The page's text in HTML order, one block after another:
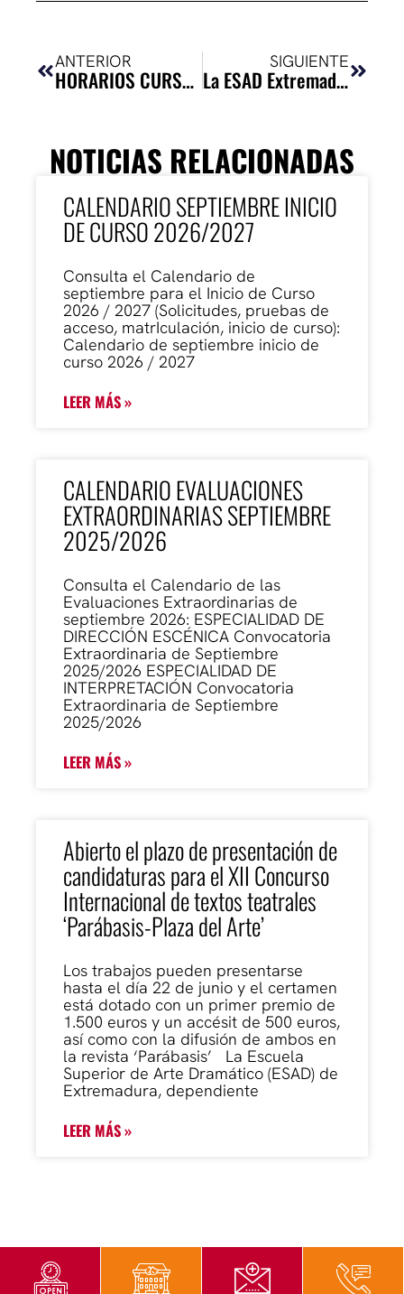
ANTERIOR
HORARIOS CURSO 2024-2025
SIGUIENTE
La ESAD Extremadura más solidaria programa una veintena de funciones para 2025
NOTICIAS RELACIONADAS
CALENDARIO SEPTIEMBRE INICIO
DE CURSO 2026/2027
Consulta el Calendario de
septiembre para el Inicio de Curso
2026 / 2027 (Solicitudes, pruebas de
acceso, matrIculación, inicio de curso):
Calendario de septiembre inicio de
curso 2026 / 2027
LEER MÁS »
CALENDARIO EVALUACIONES
EXTRAORDINARIAS SEPTIEMBRE
2025/2026
Consulta el Calendario de las
Evaluaciones Extraordinarias de
septiembre 2026: ESPECIALIDAD DE
DIRECCIÓN ESCÉNICA Convocatoria
Extraordinaria de Septiembre
2025/2026 ESPECIALIDAD DE
INTERPRETACIÓN Convocatoria
Extraordinaria de Septiembre
2025/2026
LEER MÁS »
Abierto el plazo de presentación de
candidaturas para el XII Concurso
Internacional de textos teatrales
‘Parábasis-Plaza del Arte’
Los trabajos pueden presentarse
hasta el día 22 de junio y el certamen
está dotado con un primer premio de
1.500 euros y un accésit de 500 euros,
así como con la difusión de ambos en
la revista ‘Parábasis’ La Escuela
Superior de Arte Dramático (ESAD) de
Extremadura, dependiente
LEER MÁS »